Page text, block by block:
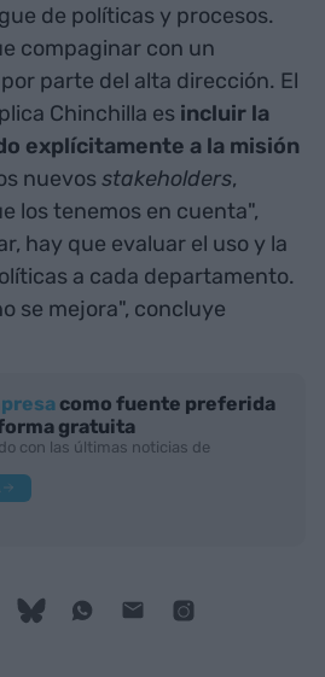
de políticas y procesos.
compaginar con un
parte del alta dirección. El
Chinchilla es incluir la
explícitamente a la misión
nuevosstakeholders,
los tenemos en cuenta",
hay que evaluar el uso y la
a cada departamento.
se mejora", concluye
como fuente preferida
gratuita
con las últimas noticias de